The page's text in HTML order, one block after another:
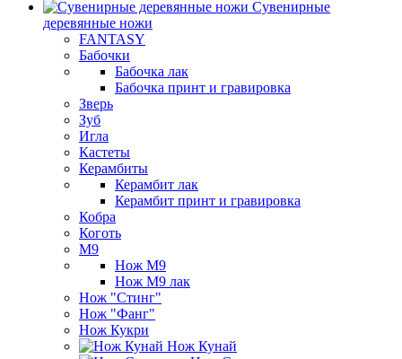
Сувенирные
деревянные ножи
FANTASY
Бабочки
Бабочка лак
Бабочка принт и гравировка
Зверь
Зуб
Игла
Кастеты
Керамбиты
Керамбит лак
Керамбит принт и гравировка
Кобра
Коготь
М9
Нож М9
Нож М9 лак
Нож "Стинг"
Нож "Фанг"
Нож Кукри
Нож Кунай